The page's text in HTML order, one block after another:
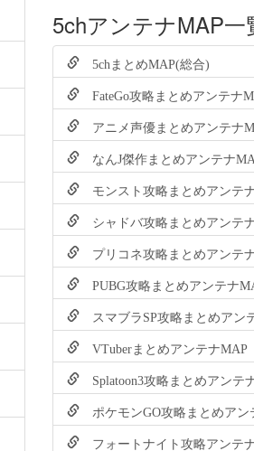
5chアンテナMAP一
5chまとめMAP(総合)
FateGo攻略まとめアンテナ
アニメ声優まとめアンテナ
なんJ傑作まとめアンテナ
モンスト攻略まとめアンテ
シャドバ攻略まとめアンテ
プリコネ攻略まとめアンテ
PUBG攻略まとめアンテナ
スマブラSP攻略まとめアン
VTuberまとめアンテナMAP
Splatoon3攻略まとめアンテ
ポケモンGO攻略まとめアン
フォートナイト攻略アンテ